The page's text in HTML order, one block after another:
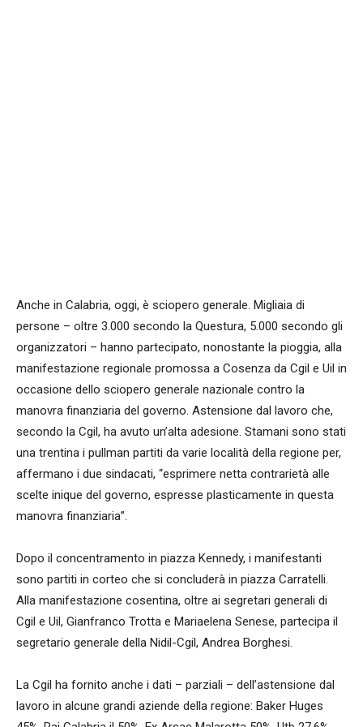
Anche in Calabria, oggi, è sciopero generale. Migliaia di
persone – oltre 3.000 secondo la Questura, 5.000 secondo gli
organizzatori – hanno partecipato, nonostante la pioggia, alla
manifestazione regionale promossa a Cosenza da Cgil e Uil in
occasione dello sciopero generale nazionale contro la
manovra finanziaria del governo. Astensione dal lavoro che,
secondo la Cgil, ha avuto un’alta adesione. Stamani sono stati
una trentina i pullman partiti da varie località della regione per,
affermano i due sindacati, “esprimere netta contrarietà alle
scelte inique del governo, espresse plasticamente in questa
manovra finanziaria”.
Dopo il concentramento in piazza Kennedy, i manifestanti
sono partiti in corteo che si concluderà in piazza Carratelli.
Alla manifestazione cosentina, oltre ai segretari generali di
Cgil e Uil, Gianfranco Trotta e Mariaelena Senese, partecipa il
segretario generale della Nidil-Cgil, Andrea Borghesi.
La Cgil ha fornito anche i dati – parziali – dell’astensione dal
lavoro in alcune grandi aziende della regione: Baker Huges